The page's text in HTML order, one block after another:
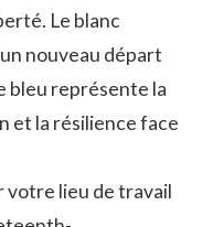
Le blanc
nouveau départ
bleu représente la
et la résilience face
votre lieu de travail